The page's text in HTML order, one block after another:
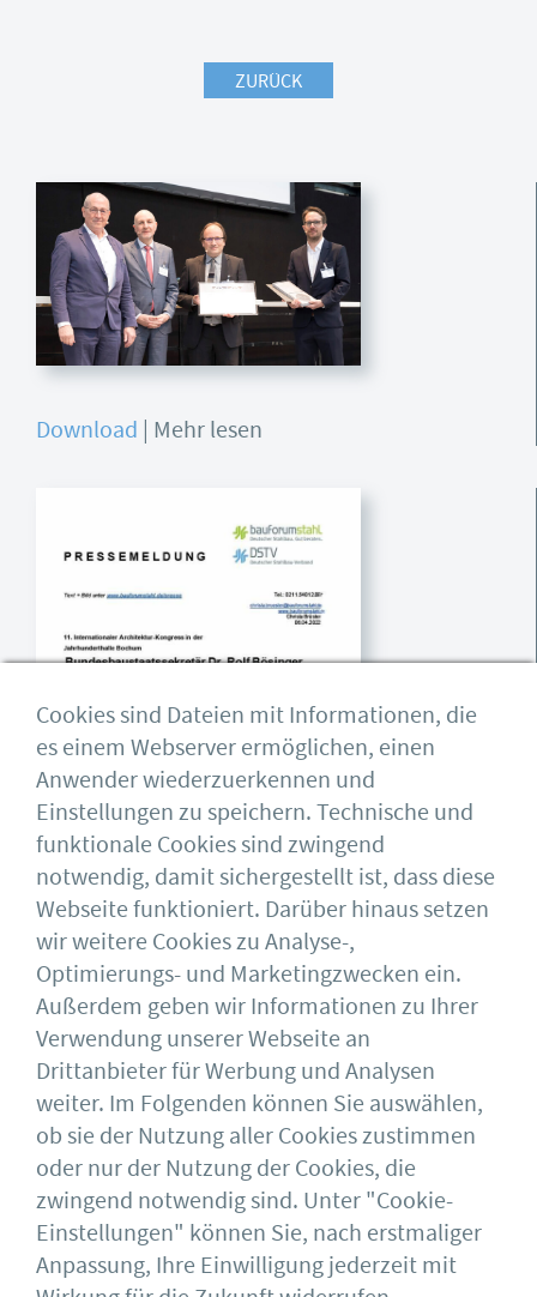
ZURÜCK
Download | Mehr lesen
Download
Deutscher Stahlbau-Verband DSTV e.V.
Sohnstraße 65
40237 Düsseldorf
Impressum
AGB
bauforumstahl
Feuerverzinken
Cookies sind Dateien mit Informationen, die
es einem Webserver ermöglichen, einen
Anwender wiederzuerkennen und
Einstellungen zu speichern. Technische und
funktionale Cookies sind zwingend
notwendig, damit sichergestellt ist, dass diese
Webseite funktioniert. Darüber hinaus setzen
wir weitere Cookies zu Analyse-,
Optimierungs- und Marketingzwecken ein.
Außerdem geben wir Informationen zu Ihrer
Verwendung unserer Webseite an
Drittanbieter für Werbung und Analysen
weiter. Im Folgenden können Sie auswählen,
ob sie der Nutzung aller Cookies zustimmen
oder nur der Nutzung der Cookies, die
zwingend notwendig sind. Unter "Cookie-
Einstellungen" können Sie, nach erstmaliger
Anpassung, Ihre Einwilligung jederzeit mit